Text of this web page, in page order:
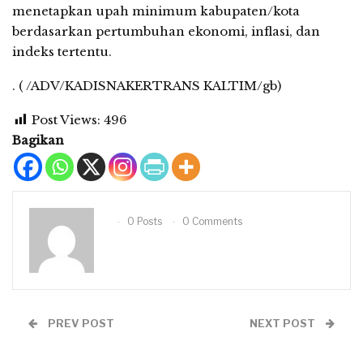
menetapkan upah minimum kabupaten/kota
berdasarkan pertumbuhan ekonomi, inflasi, dan
indeks tertentu.
. ( /ADV/KADISNAKERTRANS KALTIM/gb)
Post Views: 496
Bagikan
0 Posts 0 Comments
PREV POST NEXT POST